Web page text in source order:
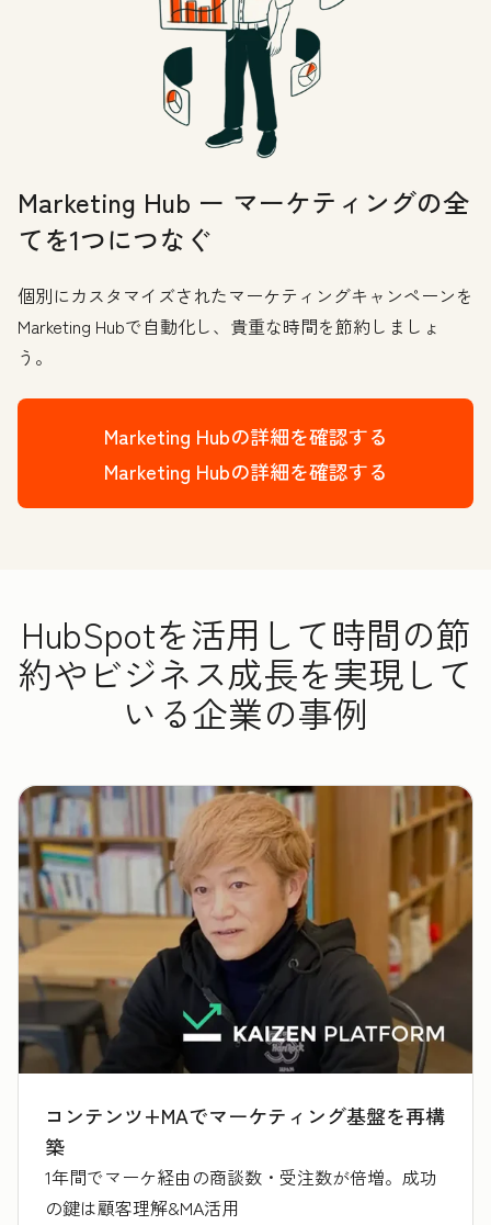
Marketing Hub ー マーケティングの全
てを1つにつなぐ
個別にカスタマイズされたマーケティングキャンペーンを
Marketing Hubで自動化し、貴重な時間を節約しましょ
う。
Marketing Hubの詳細を確認する
Marketing Hubの詳細を確認する
HubSpotを活用して時間の節
約やビジネス成長を実現して
いる企業の事例
コンテンツ+MAでマーケティング基盤を再構
築
1年間でマーケ経由の商談数・受注数が倍増。成功
の鍵は顧客理解&MA活用